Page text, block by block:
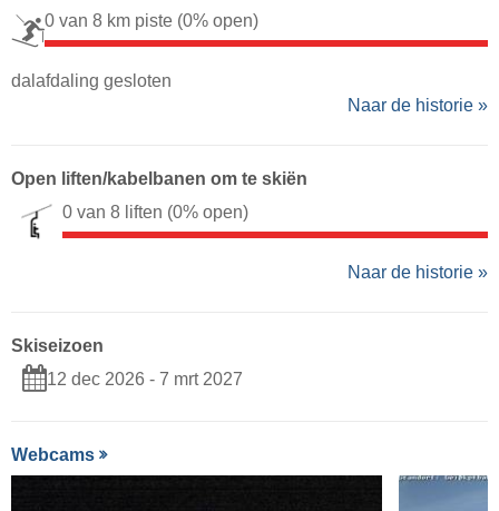
0 van 8 km piste (0% open)
dalafdaling gesloten
Naar de historie »
Open liften/kabelbanen om te skiën
0 van 8 liften (0% open)
Naar de historie »
Skiseizoen
12 dec 2026 - 7 mrt 2027
Webcams